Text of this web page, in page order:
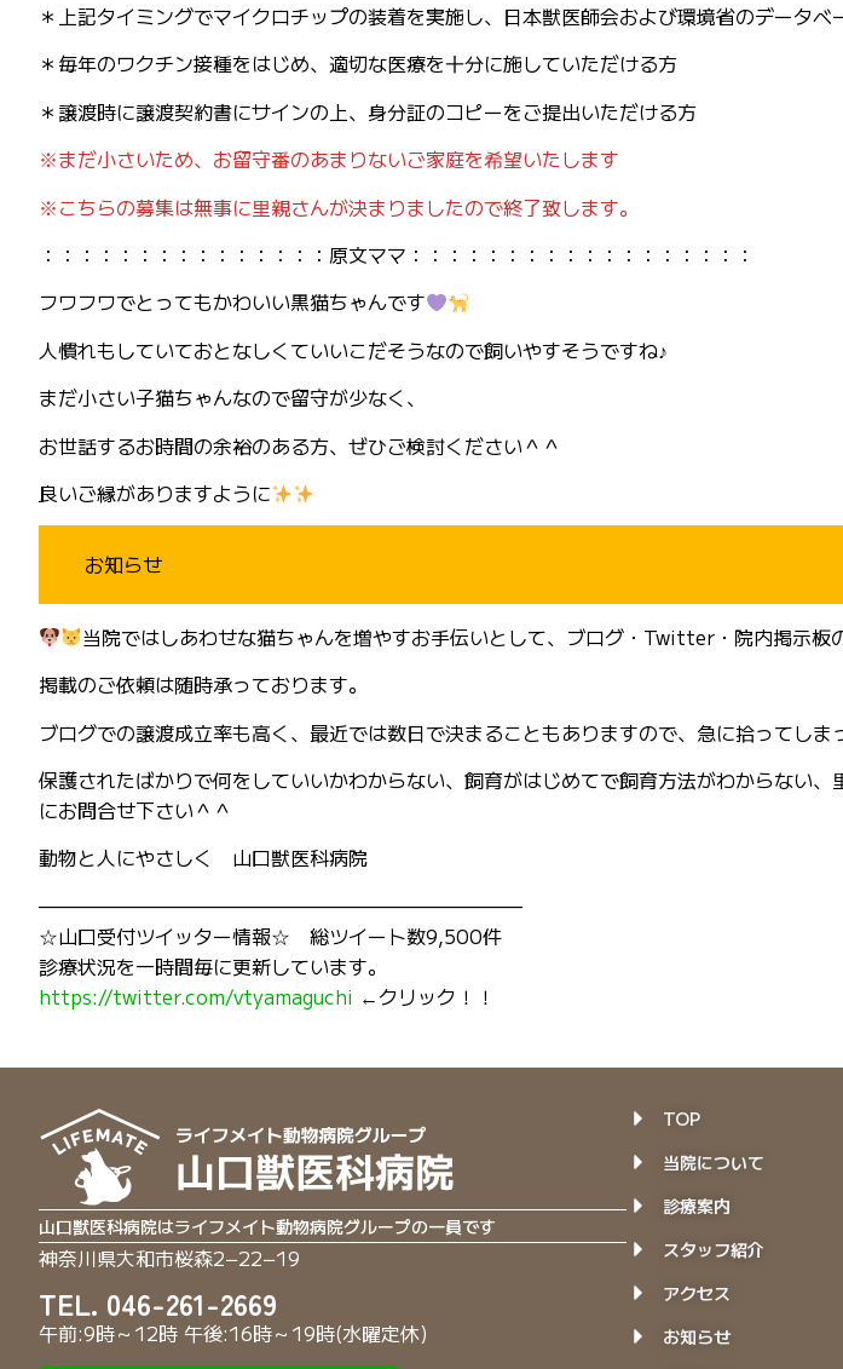
＊上記タイミングでマイクロチップの装着を実施し、日本獣医師会および環境省のデータ
＊毎年のワクチン接種をはじめ、適切な医療を十分に施していただける方
＊譲渡時に譲渡契約書にサインの上、身分証のコピーをご提出いただける方
※まだ小さいため、お留守番のあまりないご家庭を希望いたします
※こちらの募集は無事に里親さんが決まりましたので終了致します。
：：：：：：：：：：：：：：：原文ママ：：：：：：：：：：：：：：：：：：
フワフワでとってもかわいい黒猫ちゃんです
人慣れもしていておとなしくていいこだそうなので飼いやすそうですね♪
まだ小さい子猫ちゃんなので留守が少なく、
お世話するお時間の余裕のある方、ぜひご検討ください＾＾
良いご縁がありますように
お知らせ
当院ではしあわせな猫ちゃんを増やすお手伝いとして、ブログ・Twitter・院内掲示板
掲載のご依頼は随時承っております。
ブログでの譲渡成立率も高く、最近では数日で決まることもありますので、急に拾ってし
保護されたばかりで何をしていいかわからない、飼育がはじめてで飼育方法がわからない
にお問合せ下さい＾＾
動物と人にやさしく 山口獣医科病院
—————————————————————————
☆山口受付ツイッター情報☆ 総ツイート数9,500件
診療状況を一時間毎に更新しています。
https://twitter.com/vtyamaguchi ←クリック！！
山口獣医科病院はライフメイト動物病院グループの一員です
神奈川県大和市桜森2−22−19
TEL. 046-261-2669
午前:9時～12時 午後:16時～19時(水曜定休)
TOP
当院について
診療案内
スタッフ紹介
アクセス
お知らせ